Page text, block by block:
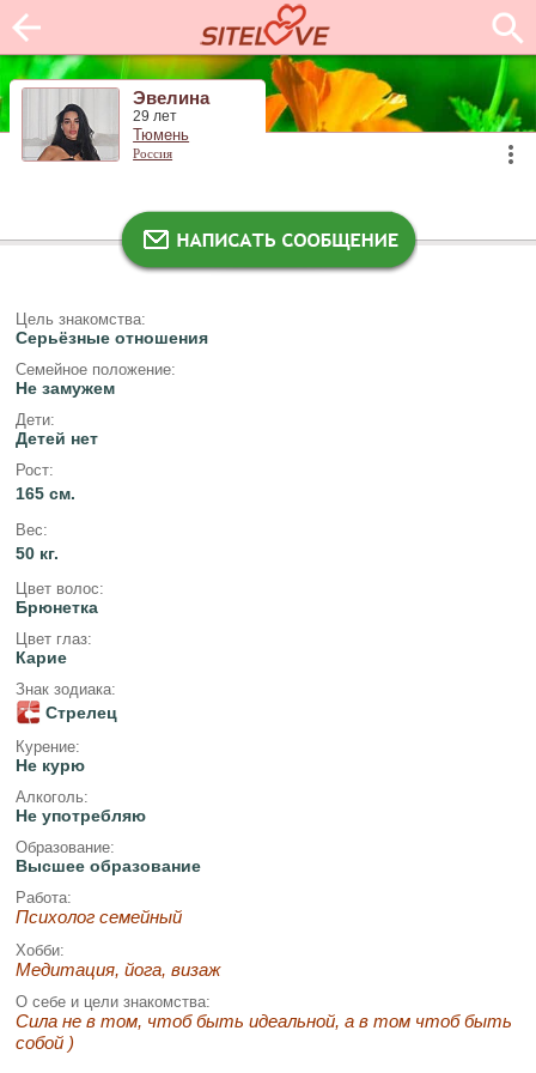
Эвелина
29 лет
Тюмень
Россия
Цель знакомства:
Серьёзные отношения
Семейное положение:
Не замужем
Дети:
Детей нет
Рост:
165 см.
Вес:
50 кг.
Цвет волос:
Брюнетка
Цвет глаз:
Карие
Знак зодиака:
Стрелец
Курение:
Не курю
Алкоголь:
Не употребляю
Образование:
Высшее образование
Работа:
Психолог семейный
Хобби:
Медитация, йога, визаж
О себе и цели знакомства:
Сила не в том, чтоб быть идеальной, а в том чтоб быть
собой )